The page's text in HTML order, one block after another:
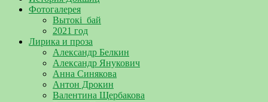
Фотогалерея
Вытокі_бай
2021 год
Лирика и проза
Александр Белкин
Александр Янукович
Анна Синякова
Антон Дрокин
Валентина Щербакова